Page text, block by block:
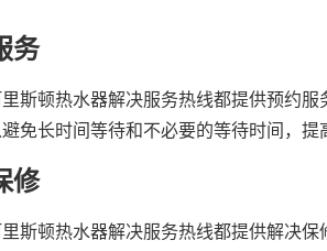
务
斯顿热水器解决服务热线都提供预约
免长时间等待和不必要的等待时间，提
修
斯顿热水器解决服务热线都提供解决